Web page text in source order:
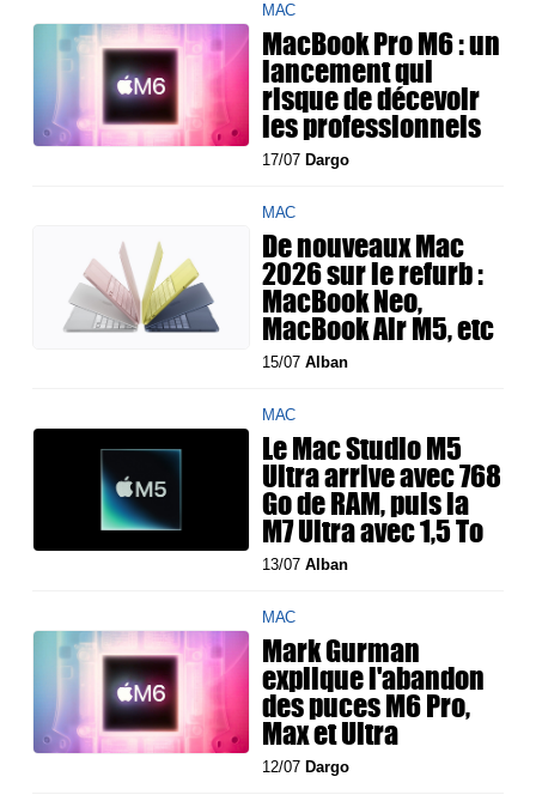
MAC
MacBook Pro M6 : un
lancement qui
risque de décevoir
les professionnels
17/07 Dargo
MAC
De nouveaux Mac
2026 sur le refurb :
MacBook Neo,
MacBook Air M5, etc
15/07Alban
MAC
Le Mac Studio M5
Ultra arrive avec 768
Go de RAM, puis la
M7 Ultra avec 1,5 To
13/07Alban
MAC
Mark Gurman
explique l'abandon
des puces M6 Pro,
Max et Ultra
12/07 Dargo